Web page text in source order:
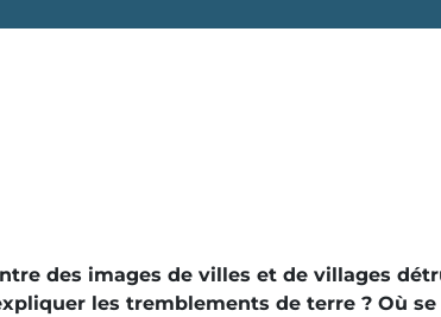
des images de villes et de villages
les tremblements de terre ? Où